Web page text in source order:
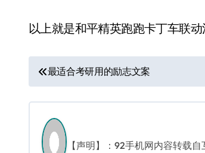
以上就是和平精英跑跑卡丁车联
文
章
导
航
最适合考研用的励志文案
【声明】：92手机网内容转载